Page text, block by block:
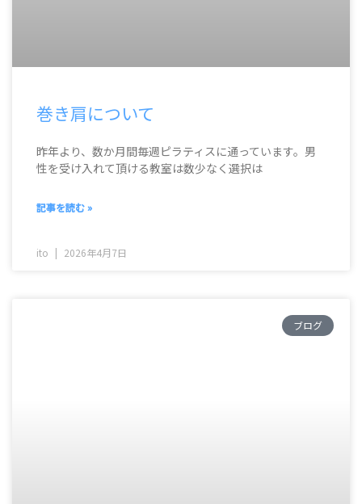
巻き肩について
昨年より、数か月間毎週ピラティスに通っています。男
性を受け入れて頂ける教室は数少なく選択は
記事を読む »
ito 2026年4月7日
ブログ